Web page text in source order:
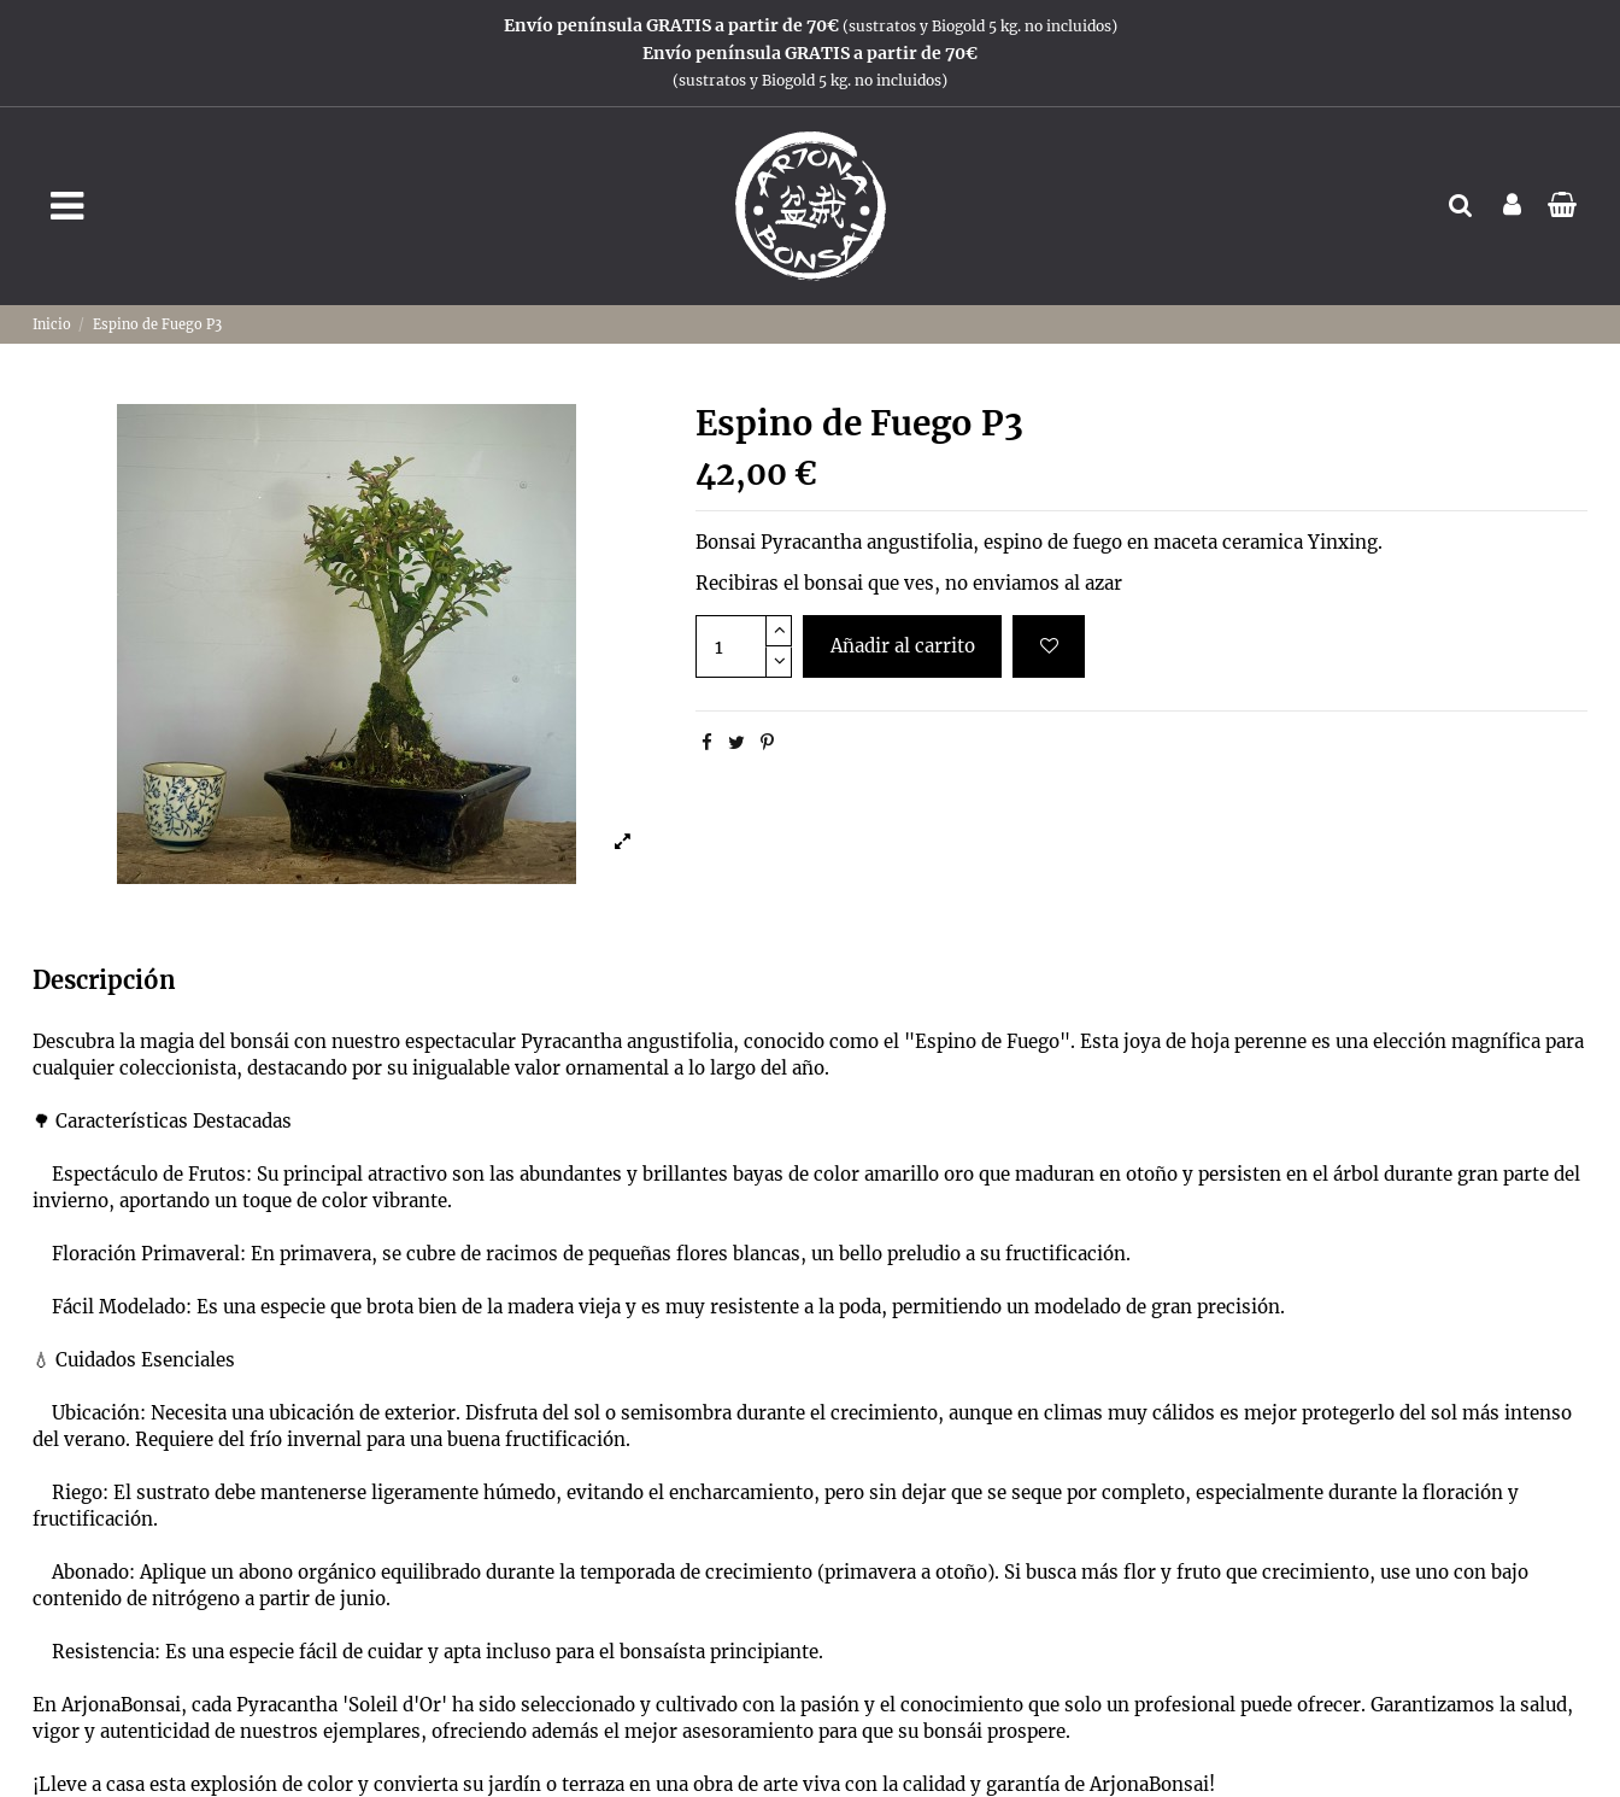
Envío península GRATIS a partir de 70€ (sustratos y Biogold 5 kg. no incluidos)
Envío península GRATIS a partir de 70€
(sustratos y Biogold 5 kg. no incluidos)
Inicio Espino de Fuego P3
Espino de Fuego P3
42,00 €
Bonsai Pyracantha angustifolia, espino de fuego en maceta ceramica Yinxing.
Recibiras el bonsai que ves, no enviamos al azar
Añadir al carrito
Descripción
Descubra la magia del bonsái con nuestro espectacular Pyracantha angustifolia, conocido como el "Espino de Fuego". Esta joya de hoja perenne es una elección magnífica para
cualquier coleccionista, destacando por su inigualable valor ornamental a lo largo del año.
🌳 Características Destacadas
Espectáculo de Frutos: Su principal atractivo son las abundantes y brillantes bayas de color amarillo oro que maduran en otoño y persisten en el árbol durante gran parte del
invierno, aportando un toque de color vibrante.
Floración Primaveral: En primavera, se cubre de racimos de pequeñas flores blancas, un bello preludio a su fructificación.
Fácil Modelado: Es una especie que brota bien de la madera vieja y es muy resistente a la poda, permitiendo un modelado de gran precisión.
💧 Cuidados Esenciales
Ubicación: Necesita una ubicación de exterior. Disfruta del sol o semisombra durante el crecimiento, aunque en climas muy cálidos es mejor protegerlo del sol más intenso
del verano. Requiere del frío invernal para una buena fructificación.
Riego: El sustrato debe mantenerse ligeramente húmedo, evitando el encharcamiento, pero sin dejar que se seque por completo, especialmente durante la floración y
fructificación.
Abonado: Aplique un abono orgánico equilibrado durante la temporada de crecimiento (primavera a otoño). Si busca más flor y fruto que crecimiento, use uno con bajo
contenido de nitrógeno a partir de junio.
Resistencia: Es una especie fácil de cuidar y apta incluso para el bonsaísta principiante.
En ArjonaBonsai, cada Pyracantha 'Soleil d'Or' ha sido seleccionado y cultivado con la pasión y el conocimiento que solo un profesional puede ofrecer. Garantizamos la salud,
vigor y autenticidad de nuestros ejemplares, ofreciendo además el mejor asesoramiento para que su bonsái prospere.
¡Lleve a casa esta explosión de color y convierta su jardín o terraza en una obra de arte viva con la calidad y garantía de ArjonaBonsai!